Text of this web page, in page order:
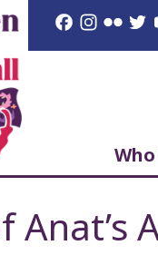
Facebook
Anat’s